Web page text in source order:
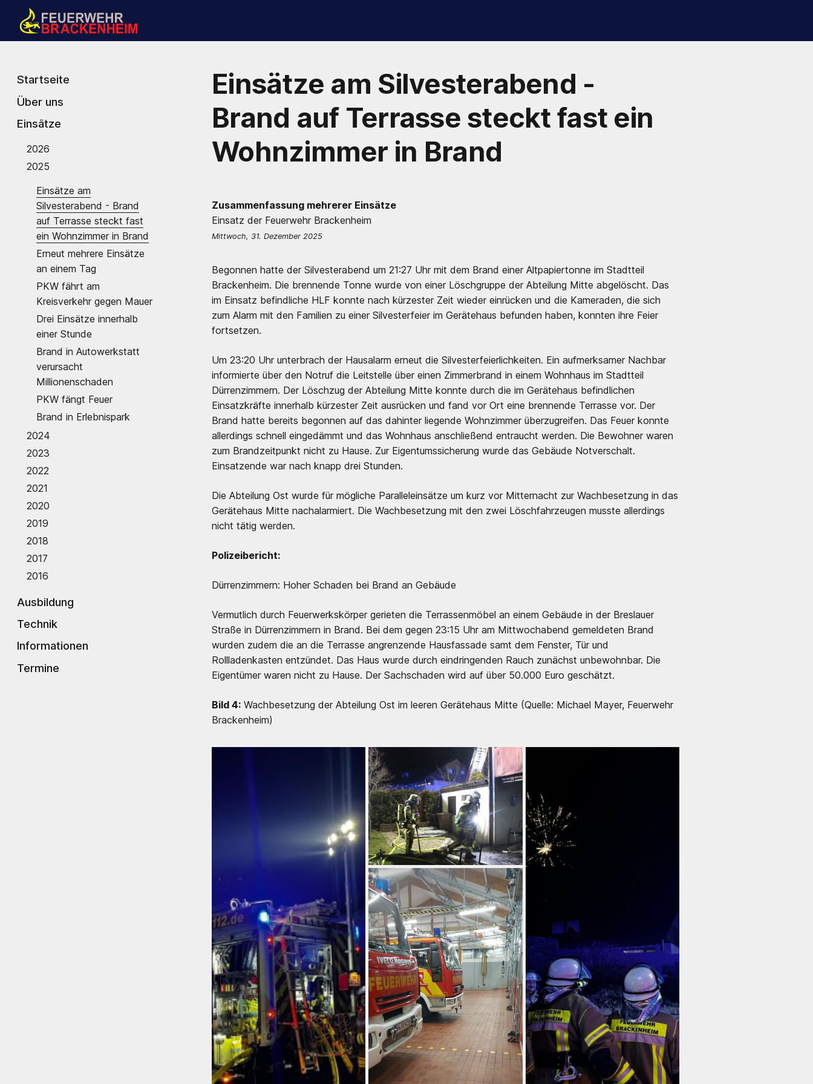
Startseite
Über uns
Einsätze
2026
2025
Einsätze am
Silvesterabend - Brand
auf Terrasse steckt fast
ein Wohnzimmer in Brand
Erneut mehrere Einsätze
an einem Tag
PKW fährt am
Kreisverkehr gegen Mauer
Drei Einsätze innerhalb
einer Stunde
Brand in Autowerkstatt
verursacht
Millionenschaden
PKW fängt Feuer
Brand in Erlebnispark
2024
2023
2022
2021
2020
2019
2018
2017
2016
Ausbildung
Technik
Informationen
Termine
Einsätze am Silvesterabend -
Brand auf Terrasse steckt fast ein
Wohnzimmer in Brand
Zusammenfassung mehrerer Einsätze
Einsatz der Feuerwehr Brackenheim
Mittwoch, 31. Dezember 2025
Begonnen hatte der Silvesterabend um 21:27 Uhr mit dem Brand einer Altpapiertonne im Stadtteil
Brackenheim. Die brennende Tonne wurde von einer Löschgruppe der Abteilung Mitte abgelöscht. Das
im Einsatz befindliche HLF konnte nach kürzester Zeit wieder einrücken und die Kameraden, die sich
zum Alarm mit den Familien zu einer Silvesterfeier im Gerätehaus befunden haben, konnten ihre Feier
fortsetzen.
Um 23:20 Uhr unterbrach der Hausalarm erneut die Silvesterfeierlichkeiten. Ein aufmerksamer Nachbar
informierte über den Notruf die Leitstelle über einen Zimmerbrand in einem Wohnhaus im Stadtteil
Dürrenzimmern. Der Löschzug der Abteilung Mitte konnte durch die im Gerätehaus befindlichen
Einsatzkräfte innerhalb kürzester Zeit ausrücken und fand vor Ort eine brennende Terrasse vor. Der
Brand hatte bereits begonnen auf das dahinter liegende Wohnzimmer überzugreifen. Das Feuer konnte
allerdings schnell eingedämmt und das Wohnhaus anschließend entraucht werden. Die Bewohner waren
zum Brandzeitpunkt nicht zu Hause. Zur Eigentumssicherung wurde das Gebäude Notverschalt.
Einsatzende war nach knapp drei Stunden.
Die Abteilung Ost wurde für mögliche Paralleleinsätze um kurz vor Mitternacht zur Wachbesetzung in das
Gerätehaus Mitte nachalarmiert. Die Wachbesetzung mit den zwei Löschfahrzeugen musste allerdings
nicht tätig werden.
Polizeibericht:
Dürrenzimmern: Hoher Schaden bei Brand an Gebäude
Vermutlich durch Feuerwerkskörper gerieten die Terrassenmöbel an einem Gebäude in der Breslauer
Straße in Dürrenzimmern in Brand. Bei dem gegen 23:15 Uhr am Mittwochabend gemeldeten Brand
wurden zudem die an die Terrasse angrenzende Hausfassade samt dem Fenster, Tür und
Rollladenkasten entzündet. Das Haus wurde durch eindringenden Rauch zunächst unbewohnbar. Die
Eigentümer waren nicht zu Hause. Der Sachschaden wird auf über 50.000 Euro geschätzt.
Bild 4: Wachbesetzung der Abteilung Ost im leeren Gerätehaus Mitte (Quelle: Michael Mayer, Feuerwehr
Brackenheim)